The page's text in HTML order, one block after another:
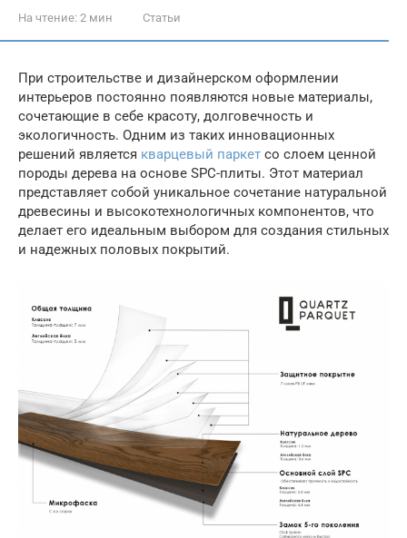
На чтение: 2 мин Статьи
При строительстве и дизайнерском оформлении
интерьеров постоянно появляются новые материалы,
сочетающие в себе красоту, долговечность и
экологичность. Одним из таких инновационных
решений является кварцевый паркет со слоем ценной
породы дерева на основе SPC-плиты. Этот материал
представляет собой уникальное сочетание натуральной
древесины и высокотехнологичных компонентов, что
делает его идеальным выбором для создания стильных
и надежных половых покрытий.